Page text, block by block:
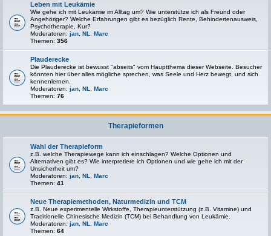
Leben mit Leukämie
Wie gehe ich mit Leukämie im Alltag um? Wie unterstütze ich als Freund oder
Angehöriger? Welche Erfahrungen gibt es bezüglich Rente, Behindertenausweis,
Psychotherapie, Kur?
Moderatoren: jan NL
Marc
Themen: 356
Plauderecke
Die Plauderecke ist bewusst "abseits" vom Hauptthema dieser Webseite. Besucher
könnten hier über alles mögliche sprechen, was Seele und Herz bewegt, und sich
kennenlernen.
Moderatoren: jan NL
Marc
Themen: 76
Therapieformen
Wahl der Therapieform
z.B. welche Therapiewege kann ich einschlagen? Welche Optionen und
Alternativen gibt es? Wie interpretiere ich Optionen und wie gehe ich mit der
Unsicherheit um?
Moderatoren: jan NL
Marc
Themen: 41
Neue Therapiemethoden, Naturmedizin und TCM
z.B. Neue experimentelle Wirkstoffe, Therapieunterstützung (z.B. Vitamine) und
Traditionelle Chinesische Medizin (TCM) bei Behandlung von Leukämie.
Moderatoren: jan NL
Marc
Themen: 64